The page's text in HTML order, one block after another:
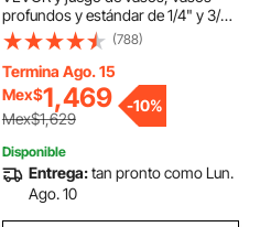
profundos y estándar de 1/4" y 3/8",
kit de herramientas mecánicas SAE
y métricas de 145 piezas con
puntas, llave combinada, llaves
hexagonales, accesorios y estuche
de almacenamiento.
(788)
Termina Ago. 15
Mex$1,469
Mex$1,629
-10%
Disponible
Entrega:tan pronto como Lun.
Ago. 10